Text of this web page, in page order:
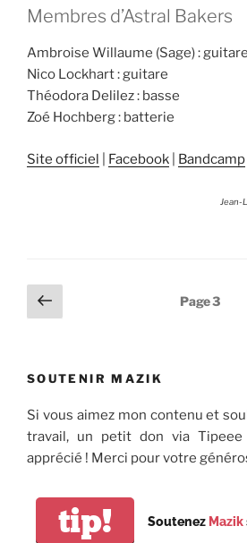
Membres d’Astral Bakers
Ambroise Willaume (Sage) :
Nico Lockhart : guitare
Théodora Delilez : basse
Zoé Hochberg : batterie
Site officiel Facebook Bandcamp
Jean-
Pagination
des
Page
précédente
Page3
SOUTENIR MAZIK
Si vous aimez mon contenu et
travail, un petit don via Tipeee
apprécié ! Merci pour votre
tip! Soutenez Mazik